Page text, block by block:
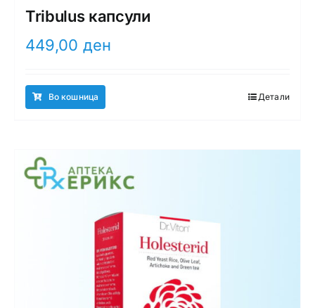
Tribulus капсули
449,00 ден
Во кошница Детали